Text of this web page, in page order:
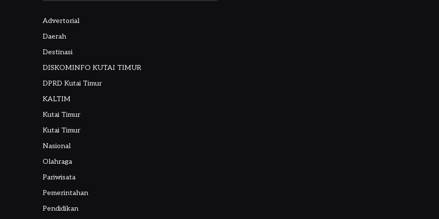
Advertorial
Daerah
Destinasi
DISKOMINFO KUTAI TIMUR
DPRD Kutai Timur
KALTIM
Kutai Timur
Kutai Timur
Nasional
Olahraga
Pariwisata
Pemerintahan
Pendidikan